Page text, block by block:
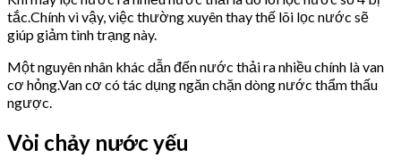
tắc.Chính vì vậy, việc thường xuyên thay thế lõi lọc nước sẽ
giúp giảm tình trạng này.
Một nguyên nhân khác dẫn đến nước thải ra nhiều chính là van
cơ hỏng.Van cơ có tác dụng ngăn chặn dòng nước thẩm thấu
ngược.
Vòi chảy nước yếu